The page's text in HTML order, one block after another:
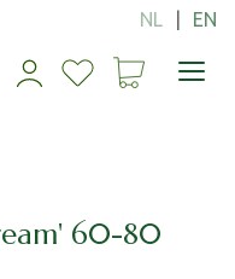
60-80